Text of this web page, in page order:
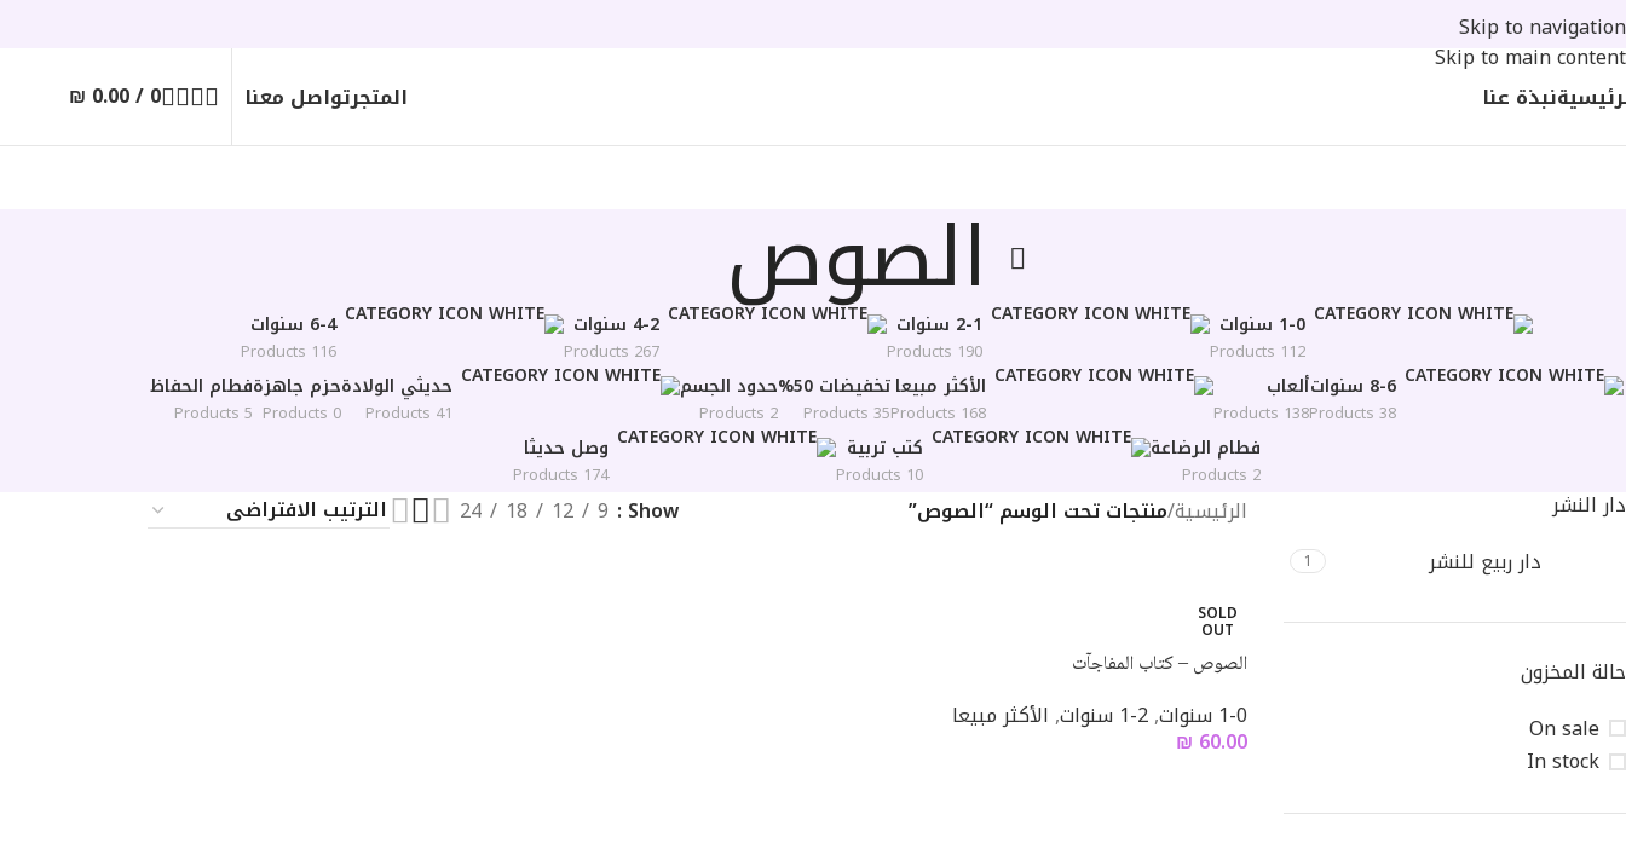
Skip to navigation
Skip to main content
نبذة عنا المتجرتواصل معنا 0
/
₪ 0.00
الصوص 1-0 سنوات
112 Products
2-1 سنوات
190 Products
4-2 سنوات
267 Products
6-4 سنوات
116 Products
8-6 سنوات
38 Products
ألعاب
138 Products
الأكثر مبيعا
168 Products
تخفيضات 50%
35 Products
حدود الجسم
2 Products
حديثي الولادة
41 Products
حزم جاهزة
0 Products
فطام الحفاظ
5 Products
فطام الرضاعة
2 Products
كتب تربية
10 Products
وصل حديثا
174 Products
دار النشر
دار ربيع للنشر
1
حالة المخزون
On sale
In stock
الرئيسية/منتجات تحت الوسم “الصوص” Show
9
12
18
24
SOLD
OUT
الصوص – كتاب المفاجآت
1-0 سنوات ,2-1 سنوات , الأكثر مبيعا
₪ 60.00